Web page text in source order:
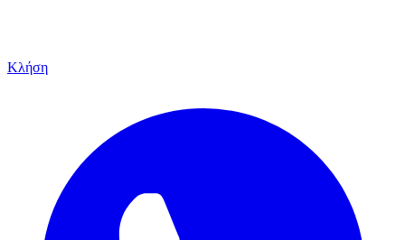
Κλήση